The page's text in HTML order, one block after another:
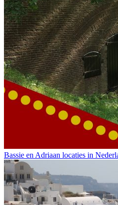
Bassie en Adriaan locaties in